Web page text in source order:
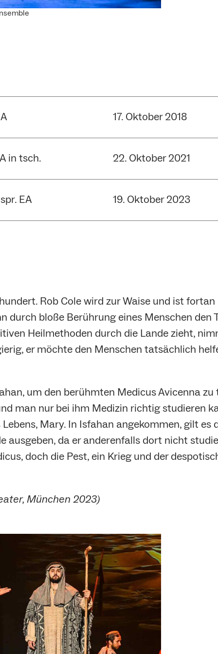
17. Oktober 2018
in tsch. 22. Oktober 2021
EA 19. Oktober 2023
Rob Cole wird zur Waise und ist
durch bloße Berührung eines Menschen den
Heilmethoden durch die Lande zieht,
er möchte den Menschen tatsächlich
um den berühmten Medicus Avicenna
man nur bei ihm Medizin richtig studieren
Mary. In Isfahan angekommen, gilt es
ausgeben, da er anderenfalls dort nicht
doch die Pest, ein Krieg und der
München 2023)